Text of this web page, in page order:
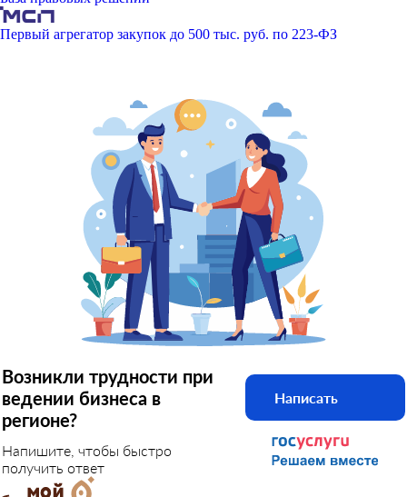
Первый агрегатор закупок до 500 тыс. руб. по 223-ФЗ
Возникли трудности при
ведении бизнеса в
регионе?
Напишите, чтобы быстро
получить ответ
Написать